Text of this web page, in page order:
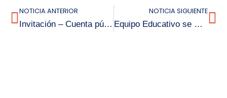
NOTICIA ANTERIOR
Invitación – Cuenta pública 2025
NOTICIA SIGUIENTE
Equipo Educativo se Perfeccionan en Funciones Ejecutivas Para Fortalecer la Inclusión y la Convivencia Escolar